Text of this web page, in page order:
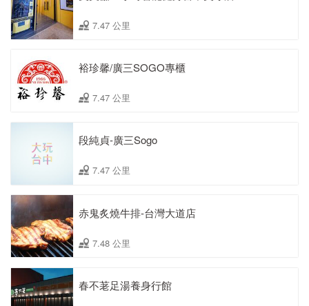
7.47 公里
裕珍馨/廣三SOGO專櫃
7.47 公里
段純貞-廣三Sogo
7.47 公里
赤鬼炙燒牛排-台灣大道店
7.48 公里
春不荖足湯養身行館